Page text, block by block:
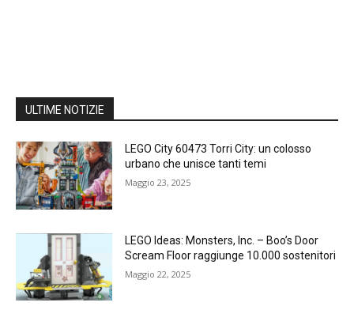
ULTIME NOTIZIE
LEGO City 60473 Torri City: un colosso
urbano che unisce tanti temi
Maggio 23, 2025
LEGO Ideas: Monsters, Inc. – Boo’s Door
Scream Floor raggiunge 10.000 sostenitori
Maggio 22, 2025